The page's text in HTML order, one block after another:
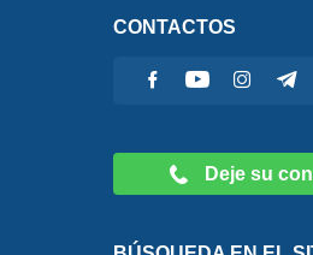
CONTACTOS
Deje su